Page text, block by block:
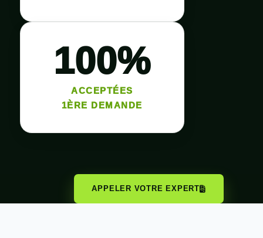
100%
ACCEPTÉES
1ÈRE DEMANDE
APPELER VOTRE EXPERT